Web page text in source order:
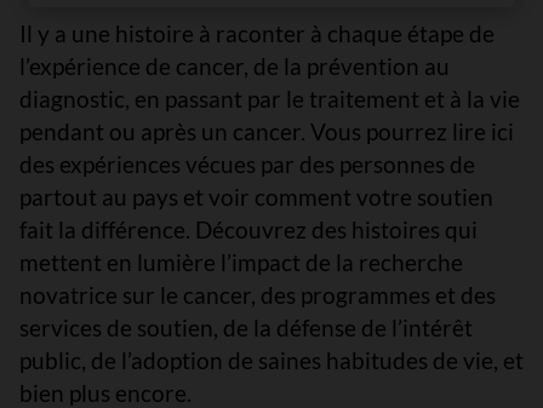
Il y a une histoire à raconter à chaque étape de
l’expérience de cancer, de la prévention au
diagnostic, en passant par le traitement et à la vie
pendant ou après un cancer. Vous pourrez lire ici
des expériences vécues par des personnes de
partout au pays et voir comment votre soutien
fait la différence. Découvrez des histoires qui
mettent en lumière l’impact de la recherche
novatrice sur le cancer, des programmes et des
services de soutien, de la défense de l’intérêt
public, de l’adoption de saines habitudes de vie, et
bien plus encore.